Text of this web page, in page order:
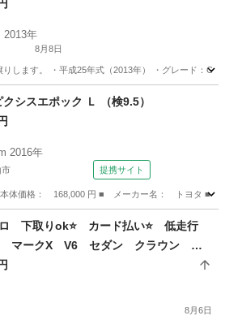
2013年
8月8日
りします。 ・平成25年式（2013年） ・グレード：G
駅 アクア
クシスエポック Ｌ （検9.5）
2016年
市 提携サイト
体価格： 168,000 円 ■ メーカー名： トヨタ
下取りok⭐️ カード払い⭐️ 低走行
マークX V6 セダン クラウン ト
8月6日